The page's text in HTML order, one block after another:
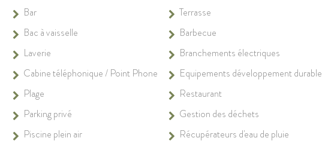
Bar
Terrasse
Bac à vaisselle
Barbecue
Laverie
Branchements électriques
Cabine téléphonique / Point Phone
Equipements développement durable
Plage
Restaurant
Parking privé
Gestion des déchets
Piscine plein air
Récupérateurs d'eau de pluie